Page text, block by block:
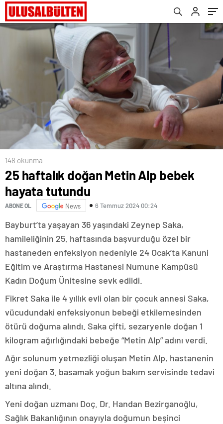
148 okunma
25 haftalık doğan Metin Alp bebek
hayata tutundu
ABONE OL News 6 Temmuz 2024 00:24
Bayburt’ta yaşayan 36 yaşındaki Zeynep Saka,
hamileliğinin 25. haftasında başvurduğu özel bir
hastaneden enfeksiyon nedeniyle 24 Ocak’ta Kanuni
Eğitim ve Araştırma Hastanesi Numune Kampüsü
Kadın Doğum Ünitesine sevk edildi.
Fikret Saka ile 4 yıllık evli olan bir çocuk annesi Saka,
vücudundaki enfeksiyonun bebeği etkilemesinden
ötürü doğuma alındı. Saka çifti, sezaryenle doğan 1
kilogram ağırlığındaki bebeğe “Metin Alp” adını verdi.
Ağır solunum yetmezliği oluşan Metin Alp, hastanenin
yeni doğan 3. basamak yoğun bakım servisinde tedavi
altına alındı.
Yeni doğan uzmanı Doç. Dr. Handan Bezirganoğlu,
Sağlık Bakanlığının onayıyla doğumun beşinci